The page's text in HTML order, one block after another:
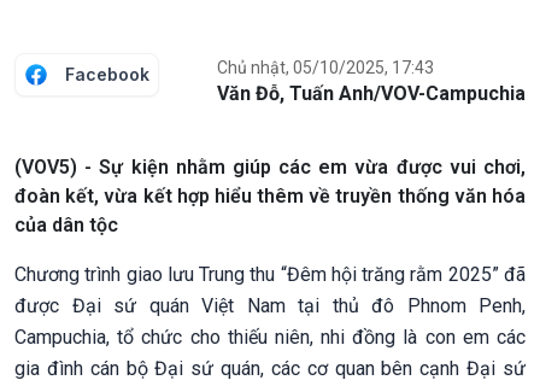
Facebook Chủ nhật, 05/10/2025, 17:43
Văn Đỗ, Tuấn Anh/VOV-Campuchia
(VOV5) - Sự kiện nhằm giúp các em vừa được vui chơi,
đoàn kết, vừa kết hợp hiểu thêm về truyền thống văn hóa
của dân tộc
Chương trình giao lưu Trung thu “Đêm hội trăng rằm 2025” đã
được Đại sứ quán Việt Nam tại thủ đô Phnom Penh,
Campuchia, tổ chức cho thiếu niên, nhi đồng là con em các
gia đình cán bộ Đại sứ quán, các cơ quan bên cạnh Đại sứ